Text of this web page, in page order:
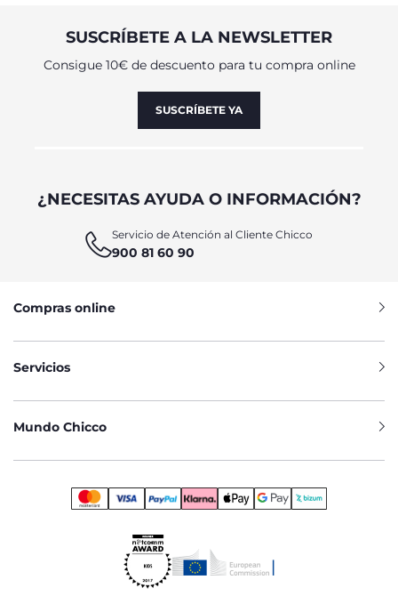
SUSCRÍBETE A LA NEWSLETTER
Consigue 10€ de descuento para tu compra online
SUSCRÍBETE YA
¿NECESITAS AYUDA O INFORMACIÓN?
Servicio de Atención al Cliente Chicco
900 81 60 90
Compras online
Servicios
Mundo Chicco